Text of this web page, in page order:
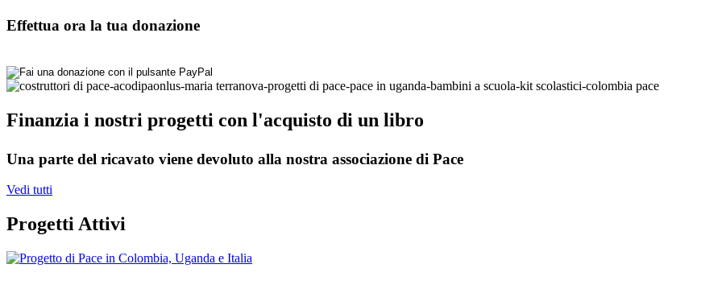
Effettua ora la tua donazione
Finanzia i nostri progetti con l'acquisto di un libro
Una parte del ricavato viene devoluto alla nostra associazione di Pace
Vedi tutti
Progetti Attivi